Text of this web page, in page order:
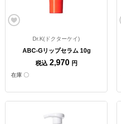
Dr.K(ドクターケイ)
ABC-Gリップセラム 10g
税込 2,970 円
在庫 〇